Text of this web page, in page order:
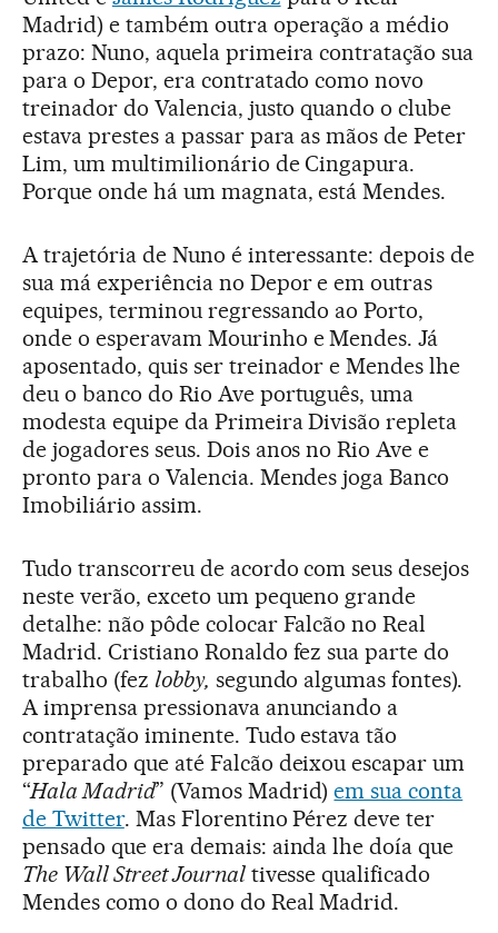
Madrid) e também outra operação a médio
prazo: Nuno, aquela primeira contratação sua
para o Depor, era contratado como novo
treinador do Valencia, justo quando o clube
estava prestes a passar para as mãos de Peter
Lim, um multimilionário de Cingapura.
Porque onde há um magnata, está Mendes.
A trajetória de Nuno é interessante: depois de
sua má experiência no Depor e em outras
equipes, terminou regressando ao Porto,
onde o esperavam Mourinho e Mendes. Já
aposentado, quis ser treinador e Mendes lhe
deu o banco do Rio Ave português, uma
modesta equipe da Primeira Divisão repleta
de jogadores seus. Dois anos no Rio Ave e
pronto para o Valencia. Mendes joga Banco
Imobiliário assim.
Tudo transcorreu de acordo com seus desejos
neste verão, exceto um pequeno grande
detalhe: não pôde colocar Falcão no Real
Madrid. Cristiano Ronaldo fez sua parte do
trabalho (fez lobby, segundo algumas fontes).
A imprensa pressionava anunciando a
contratação iminente. Tudo estava tão
preparado que até Falcão deixou escapar um
“Hala Madrid” (Vamos Madrid)em sua conta
de Twitter. Mas Florentino Pérez deve ter
pensado que era demais: ainda lhe doía que
The Wall Street Journaltivesse qualificado
Mendes como o dono do Real Madrid.